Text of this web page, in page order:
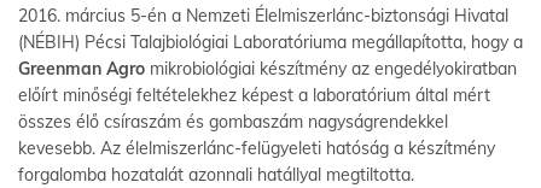
2016. március 5-én a Nemzeti Élelmiszerlánc-biztonsági Hivatal
(NÉBIH) Pécsi Talajbiológiai Laboratóriuma megállapította, hogy a
Greenman Agro mikrobiológiai készítmény az engedélyokiratban
előírt minőségi feltételekhez képest a laboratórium által mért
összes élő csíraszám és gombaszám nagyságrendekkel
kevesebb. Az élelmiszerlánc-felügyeleti hatóság a készítmény
forgalomba hozatalát azonnali hatállyal megtiltotta.